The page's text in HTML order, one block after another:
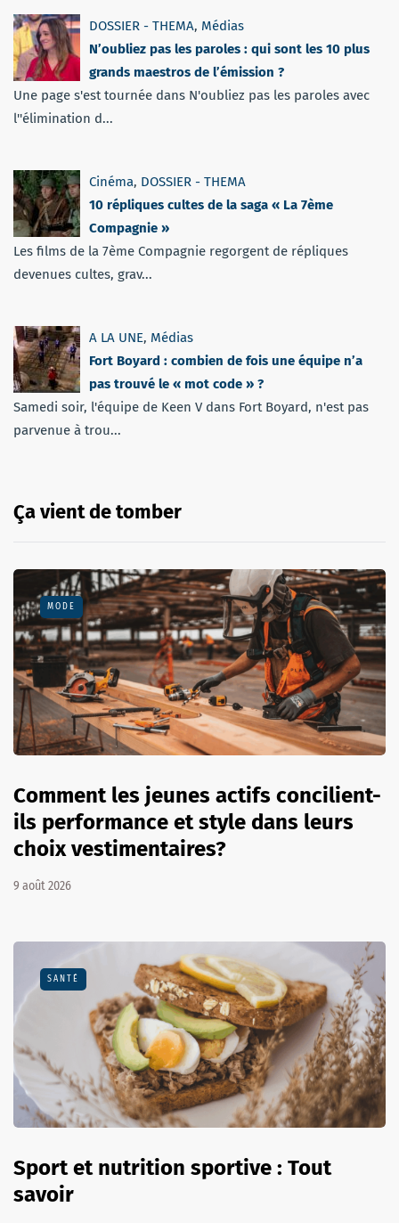
DOSSIER - THEMA, Médias
N’oubliez pas les paroles : qui sont les 10 plus
grands maestros de l’émission ?
Une page s'est tournée dans N'oubliez pas les paroles avec
l''élimination d...
Cinéma, DOSSIER - THEMA
10 répliques cultes de la saga « La 7ème
Compagnie »
Les films de la 7ème Compagnie regorgent de répliques
devenues cultes, grav...
A LA UNE, Médias
Fort Boyard : combien de fois une équipe n’a
pas trouvé le « mot code » ?
Samedi soir, l'équipe de Keen V dans Fort Boyard, n'est pas
parvenue à trou...
Ça vient de tomber
MODE
Comment les jeunes actifs concilient-
ils performance et style dans leurs
choix vestimentaires?
9 août 2026
SANTÉ
Sport et nutrition sportive : Tout
savoir